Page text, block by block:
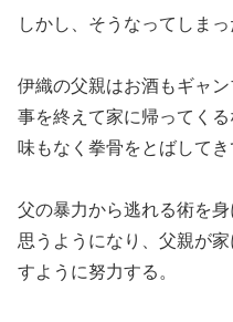
しかし、そうなってしま
伊織の父親はお酒もギャ
事を終えて家に帰ってく
味もなく拳骨をとばしてき
父の暴力から逃れる術を
思うようになり、父親が
すように努力する。